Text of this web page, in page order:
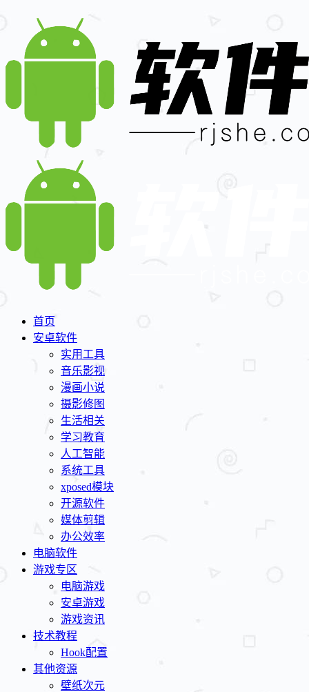
首页
安卓软件
实用工具
音乐影视
漫画小说
摄影修图
生活相关
学习教育
人工智能
系统工具
xposed模块
开源软件
媒体剪辑
办公效率
电脑软件
游戏专区
电脑游戏
安卓游戏
游戏资讯
技术教程
Hook配置
其他资源
壁纸次元